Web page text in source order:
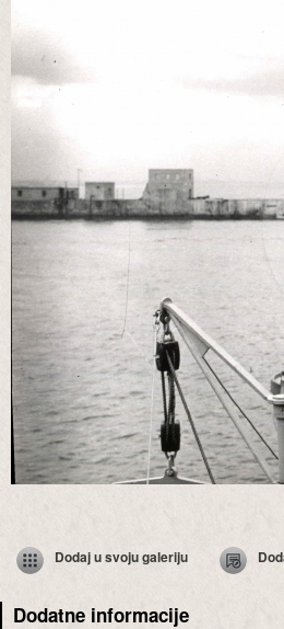
Dodaj u svoju galeriju
Dodatne informacije